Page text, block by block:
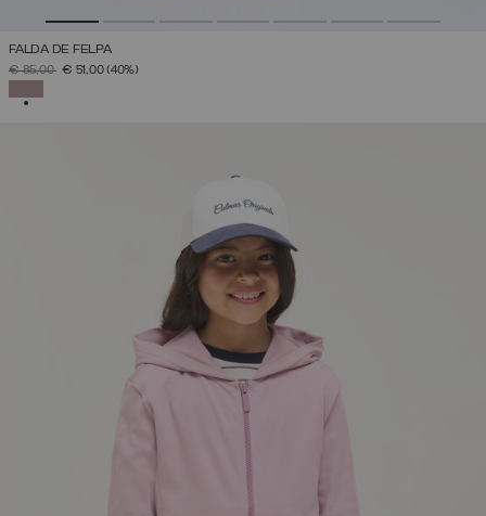
FALDA DE FELPA
PRECIO REBAJADO DE
€ 85,00A€ 51,00(40%)